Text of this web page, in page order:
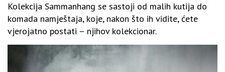
Kolekcija Sammanhang se sastoji od malih kutija do
komada namještaja, koje, nakon što ih vidite, ćete
vjerojatno postati – njihov kolekcionar.